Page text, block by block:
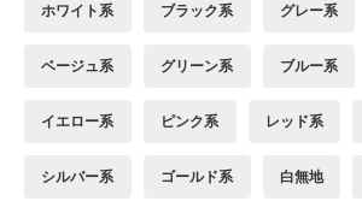
ホワイト系 ブラック系 グレー系
ベージュ系 グリーン系 ブルー系
イエロー系 ピンク系 レッド系
シルバー系 ゴールド系 白無地